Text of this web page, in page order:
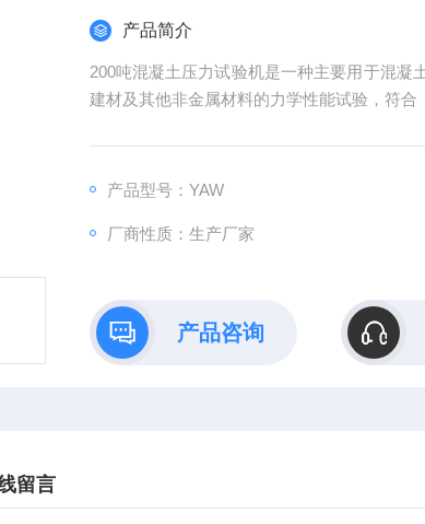
产品简介
200吨混凝土压力试验机是一种主要用于混凝
建材及其他非金属材料的力学性能试验，符合
产品型号：YAW
厂商性质：生产厂家
产品咨询
留言